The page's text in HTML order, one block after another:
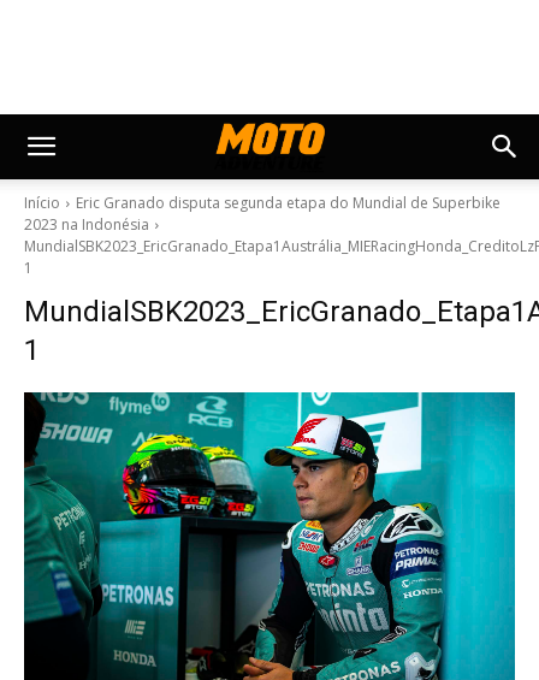
Início
Eric Granado disputa segunda etapa do Mundial de Superbike
2023 na Indonésia
1
1